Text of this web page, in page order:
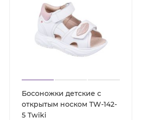
Босоножки детские с
открытым носком TW-142-
5 Twiki